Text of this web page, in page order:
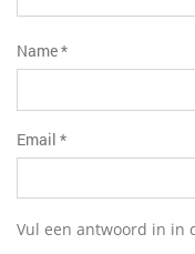
Name*
Email *
Vul een antwoord in in